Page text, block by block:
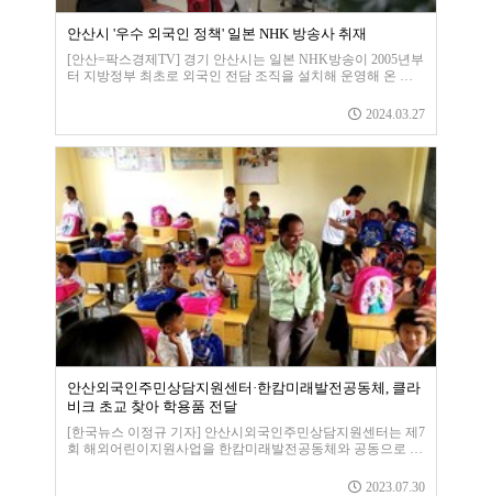
안산시 '우수 외국인 정책' 일본 NHK 방송사 취재
[안산=팍스경제TV] 경기 안산시는 일본 NHK방송이 2005년부
터 지방정부 최초로 외국인 전담 조직을 설치해 운영해 온 안
(27일) 밝혔습니다.최근 국내·외의 공공기관, 언론, 대학, 민간
이 안산시를 방문하고 있습니다.특히, 일본 NHK방송은 24일
과 26일 이틀간 외국인주민지원본부를 방문해 대한민국의 인
구감소 상황과 이에 따른 전국이 이
2024.03.27
안산외국인주민상담지원센터·한캄미래발전공동체, 클라
비크 초교 찾아 학용품 전달
[한국뉴스 이정규 기자] 안산시외국인주민상담지원센터는 제7
회 해외어린이지원사업을 한캄미래발전공동체와 공동으로 지
교에서 진행했다.이달 캄보디아는 비가 많이 내리는 우기로 도
2023.07.30